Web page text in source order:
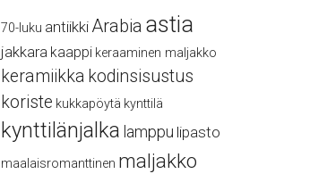
70-luku antiikki Arabia astia
jakkara kaappi keraaminen maljakko
keramiikka kodinsisustus
koriste kukkapöytä kynttilä
kynttilänjalka lamppu lipasto
maalaisromanttinen maljakko